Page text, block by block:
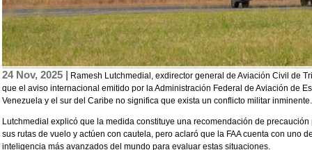
24 Nov, 2025 | Ramesh Lutchmedial, exdirector general de Aviación Civil de
que el aviso internacional emitido por la Administración Federal de Aviación de
Venezuela y el sur del Caribe no significa que exista un conflicto militar inminente.
Lutchmedial explicó que la medida constituye una recomendación de
sus rutas de vuelo y actúen con cautela, pero aclaró que la FAA cuenta con uno
inteligencia más avanzados del mundo para evaluar estas situaciones.